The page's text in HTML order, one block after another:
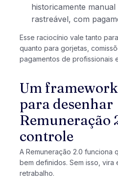
historicamente
rastreável, com
Esse raciocínio vale tanto
quanto para gorjetas,
pagamentos de profissionais
Um
para desenhar
Remuneração
controle
A Remuneração 2.0 funciona
bem definidos. Sem isso, vira
retrabalho.